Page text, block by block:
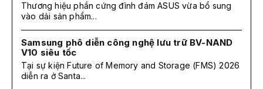
Thương hiệu phần cứng đình đám ASUS vừa bổ sung
vào dải sản phẩm...
Samsung phô diễn công nghệ lưu trữ BV-NAND
V10 siêu tốc
Tại sự kiện Future of Memory and Storage (FMS) 2026
diễn ra ở Santa...